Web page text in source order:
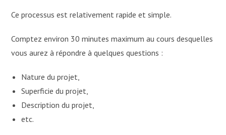
Ce processus est relativement rapide et simple.
Comptez environ 30 minutes maximum au cours desquelles
vous aurez à répondre à quelques questions :
Nature du projet,
Superficie du projet,
Description du projet,
etc.